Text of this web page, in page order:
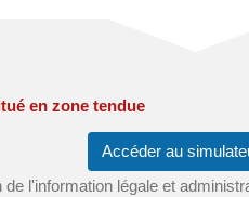
en zone tendue
Accéder au
de l'information légale et